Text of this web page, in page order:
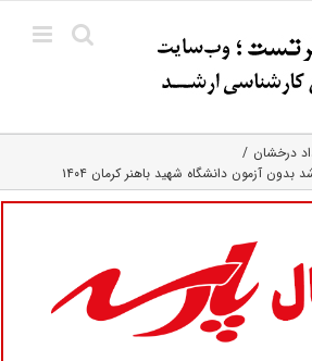
درخشان
بدون آزمون دانشگاه شهید باهنر کرمان ۱۴۰۴